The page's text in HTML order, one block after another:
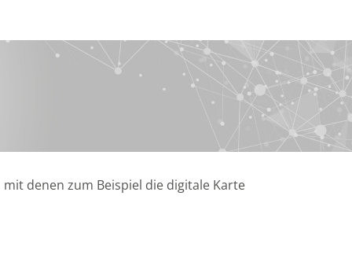
denen zum Beispiel die digitale Karte